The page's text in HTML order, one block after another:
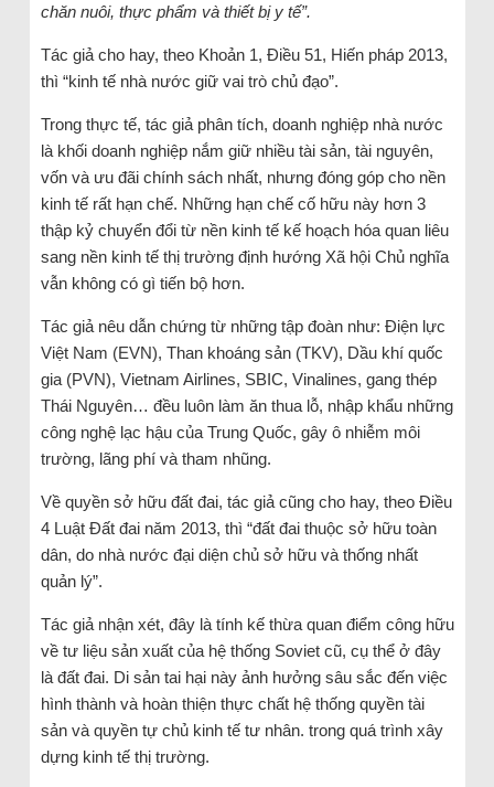
chăn nuôi, thực phẩm và thiết bị y tế”.
Tác giả cho hay, theo Khoản 1, Điều 51, Hiến pháp 2013,
thì “kinh tế nhà nước giữ vai trò chủ đạo”.
Trong thực tế, tác giả phân tích, doanh nghiệp nhà nước
là khối doanh nghiệp nắm giữ nhiều tài sản, tài nguyên,
vốn và ưu đãi chính sách nhất, nhưng đóng góp cho nền
kinh tế rất hạn chế. Những hạn chế cố hữu này hơn 3
thập kỷ chuyển đổi từ nền kinh tế kế hoạch hóa quan liêu
sang nền kinh tế thị trường định hướng Xã hội Chủ nghĩa
vẫn không có gì tiến bộ hơn.
Tác giả nêu dẫn chứng từ những tập đoàn như: Điện lực
Việt Nam (EVN), Than khoáng sản (TKV), Dầu khí quốc
gia (PVN), Vietnam Airlines, SBIC, Vinalines, gang thép
Thái Nguyên… đều luôn làm ăn thua lỗ, nhập khẩu những
công nghệ lạc hậu của Trung Quốc, gây ô nhiễm môi
trường, lãng phí và tham nhũng.
Về quyền sở hữu đất đai, tác giả cũng cho hay, theo Điều
4 Luật Đất đai năm 2013, thì “đất đai thuộc sở hữu toàn
dân, do nhà nước đại diện chủ sở hữu và thống nhất
quản lý”.
Tác giả nhận xét, đây là tính kế thừa quan điểm công hữu
về tư liệu sản xuất của hệ thống Soviet cũ, cụ thể ở đây
là đất đai. Di sản tai hại này ảnh hưởng sâu sắc đến việc
hình thành và hoàn thiện thực chất hệ thống quyền tài
sản và quyền tự chủ kinh tế tư nhân. trong quá trình xây
dựng kinh tế thị trường.